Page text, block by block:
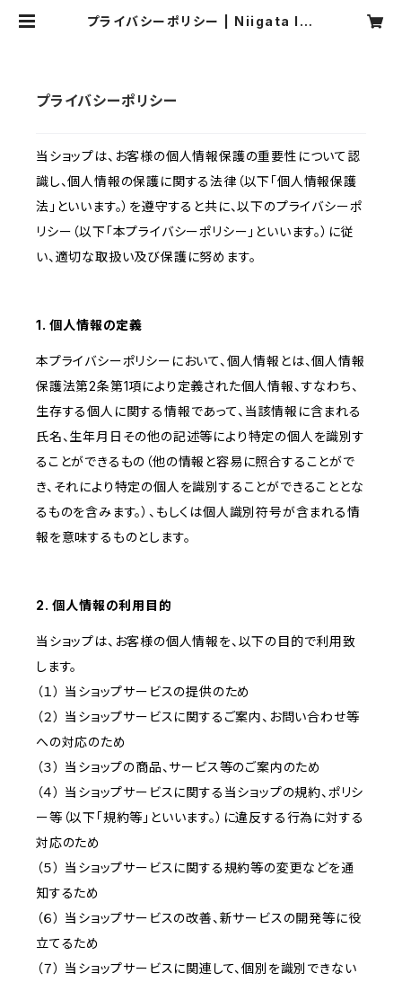
プライバシーポリシー | Niigata Int
プライバシーポリシー
当ショップは、お客様の個人情報保護の重要性について認
識し、個人情報の保護に関する法律（以下「個人情報保護
法」といいます。）を遵守すると共に、以下のプライバシーポ
リシー（以下「本プライバシーポリシー」といいます。）に従
い、適切な取扱い及び保護に努めます。
1. 個人情報の定義
本プライバシーポリシーにおいて、個人情報とは、個人情報
保護法第2条第1項により定義された個人情報、すなわち、
生存する個人に関する情報であって、当該情報に含まれる
氏名、生年月日その他の記述等により特定の個人を識別す
ることができるもの（他の情報と容易に照合することがで
き、それにより特定の個人を識別することができることとな
るものを含みます。）、もしくは個人識別符号が含まれる情
報を意味するものとします。
2. 個人情報の利用目的
当ショップは、お客様の個人情報を、以下の目的で利用致
します。
（１） 当ショップサービスの提供のため
（２） 当ショップサービスに関するご案内、お問い合わせ等
への対応のため
（３） 当ショップの商品、サービス等のご案内のため
（４） 当ショップサービスに関する当ショップの規約、ポリシ
ー等（以下「規約等」といいます。）に違反する行為に対する
対応のため
（５） 当ショップサービスに関する規約等の変更などを通
知するため
（６） 当ショップサービスの改善、新サービスの開発等に役
立てるため
（７） 当ショップサービスに関連して、個別を識別できない